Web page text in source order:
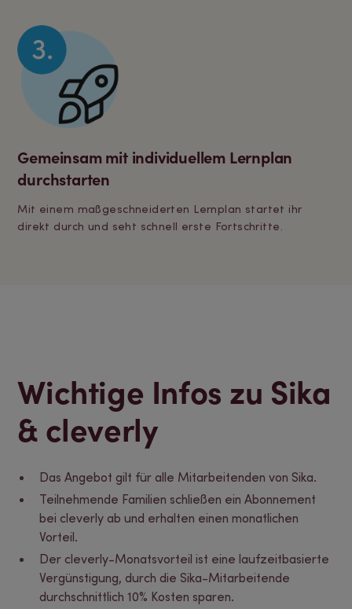
Gemeinsam mit individuellem Lernplan
durchstarten
Mit einem maßgeschneiderten Lernplan startet ihr
direkt durch und seht schnell erste Fortschritte.
Wichtige Infos zu Sika
& cleverly
Das Angebot gilt für alle Mitarbeitenden von Sika.
Teilnehmende Familien schließen ein Abonnement
bei cleverly ab und erhalten einen monatlichen
Vorteil.
Der cleverly-Monatsvorteil ist eine laufzeitbasierte
Vergünstigung, durch die Sika-Mitarbeitende
durchschnittlich 10% Kosten sparen.